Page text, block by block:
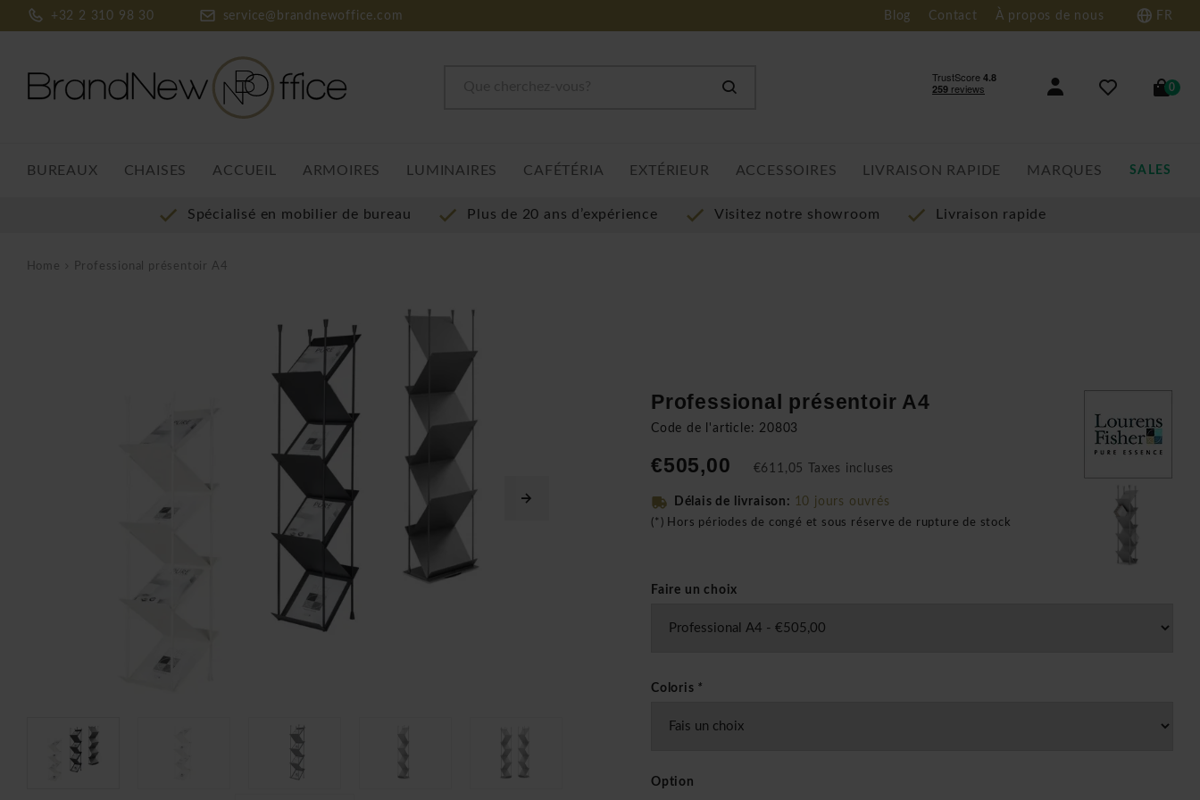
+32 2 310 98 30 service@brandnewoffice.com Blog Contact À propos de nous FR
0
BUREAUX CHAISES ACCUEIL ARMOIRES LUMINAIRES CAFÉTÉRIA EXTÉRIEUR ACCESSOIRES LIVRAISON RAPIDE MARQUES SALES
Spécialisé en mobilier de bureau Plus de 20 ans d’expérience Visitez notre showroom Livraison rapide
Home Professional présentoir A4
Professional présentoir A4
Code de l'article: 20803
€505,00 €611,05 Taxes incluses
Délais de livraison: 10 jours ouvrés
(*) Hors périodes de congé et sous réserve de rupture de stock
Faire un choix
Coloris *
Option